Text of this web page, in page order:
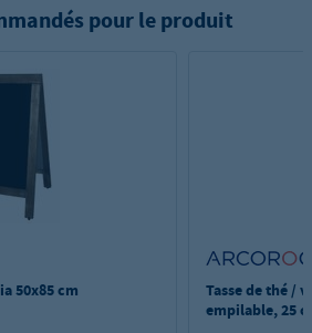
pour le produit
50x85 cm
Tasse de thé /
empilable, 25